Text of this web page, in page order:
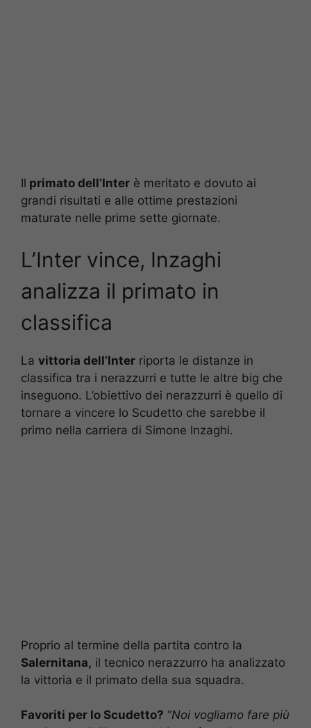
Il primato dell’Inter è meritato e dovuto ai
grandi risultati e alle ottime prestazioni
maturate nelle prime sette giornate.
L’Inter vince, Inzaghi
analizza il primato in
classifica
La vittoria dell’Inter riporta le distanze in
classifica tra i nerazzurri e tutte le altre big che
inseguono. L’obiettivo dei nerazzurri è quello di
tornare a vincere lo Scudetto che sarebbe il
primo nella carriera di Simone Inzaghi.
Proprio al termine della partita contro la
Salernitana, il tecnico nerazzurro ha analizzato
la vittoria e il primato della sua squadra.
Favoriti per lo Scudetto? “Noi vogliamo fare più